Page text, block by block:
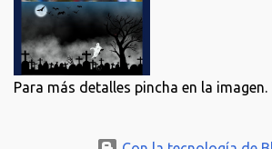
Para más detalles pincha en la imagen.